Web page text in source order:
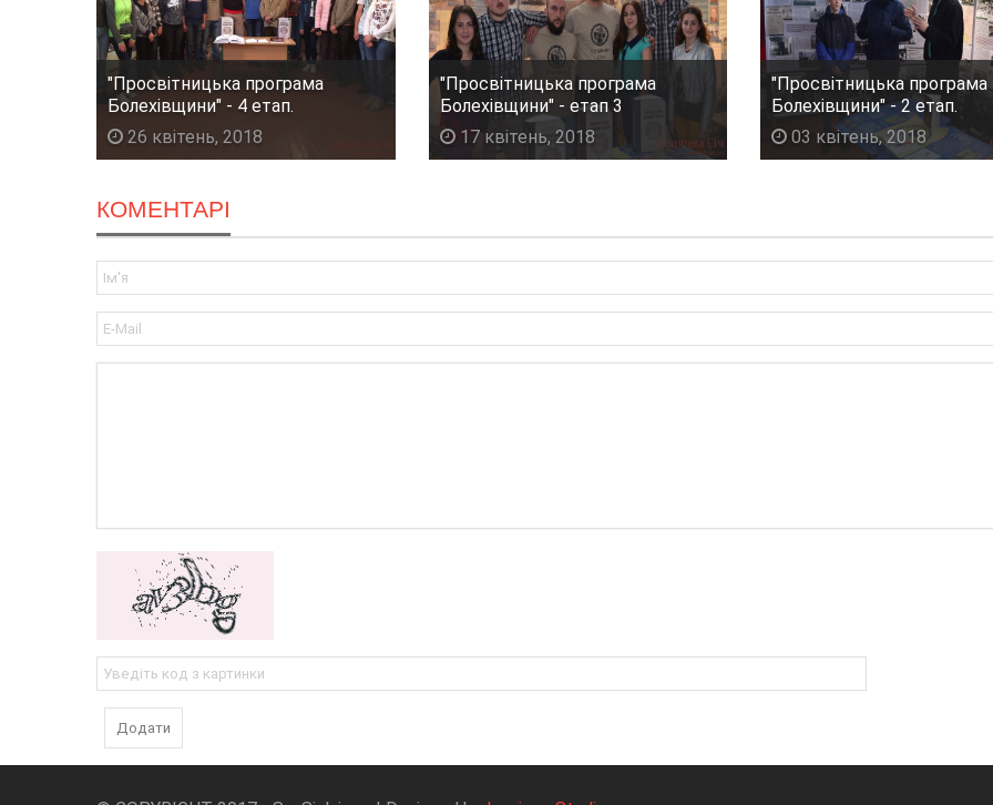
"Просвітницька програма
Болехівщини" - 4 етап.
26 квітень, 2018
"Просвітницька програма
Болехівщини" - етап 3
17 квітень, 2018
"Просвітницька програма
Болехівщини" - 2 етап.
03 квітень, 2018
КОМЕНТАРІ
Додати